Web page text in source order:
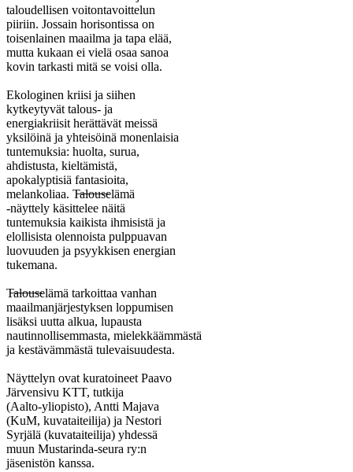
taloudellisen voitontavoittelun
piiriin. Jossain horisontissa on
toisenlainen maailma ja tapa elää,
mutta kukaan ei vielä osaa sanoa
kovin tarkasti mitä se voisi olla.
Ekologinen kriisi ja siihen
kytkeytyvät talous- ja
energiakriisit herättävät meissä
yksilöinä ja yhteisöinä monenlaisia
tuntemuksia: huolta, surua,
ahdistusta, kieltämistä,
apokalyptisiä fantasioita,
melankoliaa. T̶a̶l̶o̶u̶s̶elämä
-näyttely käsittelee näitä
tuntemuksia kaikista ihmisistä ja
elollisista olennoista pulppuavan
luovuuden ja psyykkisen energian
tukemana.
T̶a̶l̶o̶u̶s̶elämä tarkoittaa vanhan
maailmanjärjestyksen loppumisen
lisäksi uutta alkua, lupausta
nautinnollisemmasta, mielekkäämmästä
ja kestävämmästä tulevaisuudesta.
Näyttelyn ovat kuratoineet Paavo
Järvensivu KTT, tutkija
(Aalto-yliopisto), Antti Majava
(KuM, kuvataiteilija) ja Nestori
Syrjälä (kuvataiteilija) yhdessä
muun Mustarinda-seura ry:n
jäsenistön kanssa.